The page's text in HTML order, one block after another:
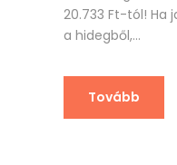
20.733 Ft-tól! Ha
a hidegből,...
Tovább